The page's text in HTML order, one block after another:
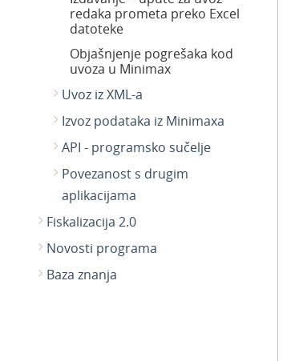
redaka prometa preko Excel
datoteke
Objašnjenje pogrešaka kod
uvoza u Minimax
Uvoz iz XML-a
Izvoz podataka iz Minimaxa
API - programsko sučelje
Povezanost s drugim
aplikacijama
Fiskalizacija 2.0
Novosti programa
Baza znanja